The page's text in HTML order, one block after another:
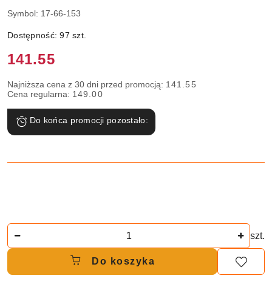
Symbol: 17-66-153
Dostępność:97szt.
Cena:
141.55
Najniższa cena z 30 dni przed promocją: 141.55
Cena regularna: 149.00
Do końca promocji pozostało:
szt.
Do koszyka